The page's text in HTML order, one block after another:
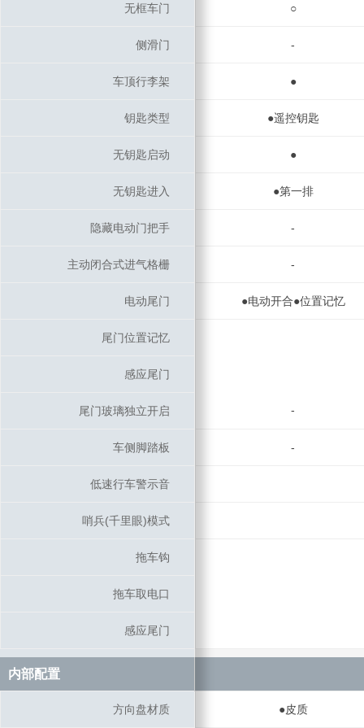
无框车门 ○
侧滑门 -
车顶行李架 ●
钥匙类型 ●遥控钥匙
无钥匙启动 ●
无钥匙进入 ●第一排
隐藏电动门把手 -
主动闭合式进气格栅 -
电动尾门 ●电动开合●位置记忆
尾门位置记忆
感应尾门
尾门玻璃独立开启 -
车侧脚踏板 -
低速行车警示音
哨兵(千里眼)模式
拖车钩
拖车取电口
感应尾门
内部配置
方向盘材质 ●皮质
无框车门
侧滑门
车顶行李架
钥匙类型
无钥匙启动
无钥匙进入
隐藏电动门把手
主动闭合式进气格栅
电动尾门
尾门位置记忆
感应尾门
尾门玻璃独立开启
车侧脚踏板
低速行车警示音
哨兵(千里眼)模式
拖车钩
拖车取电口
感应尾门
内部配置
方向盘材质